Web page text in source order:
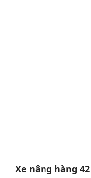
Xe nâng hàng